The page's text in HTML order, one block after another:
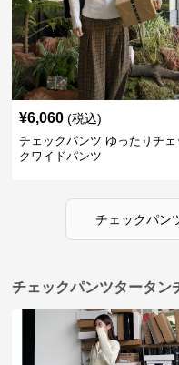
¥6,060 (税込)
チェックパンツ ゆったりチェ
クワイドパンツ
チェックパン
チェックパンツタータン